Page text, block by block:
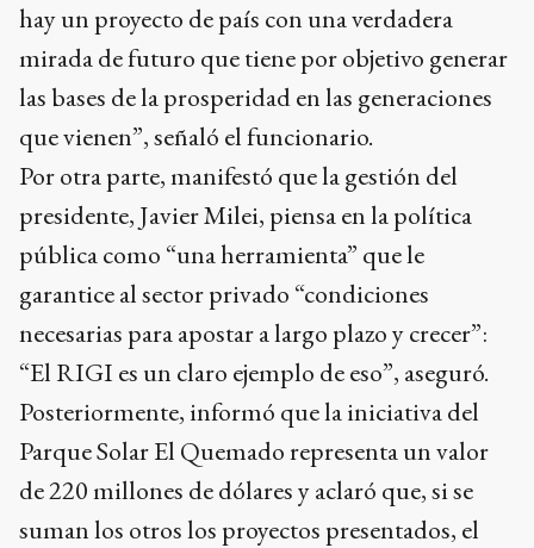
hay un proyecto de país con una verdadera
mirada de futuro que tiene por objetivo generar
las bases de la prosperidad en las generaciones
que vienen”, señaló el funcionario.
Por otra parte, manifestó que la gestión del
presidente, Javier Milei, piensa en la política
pública como “una herramienta” que le
garantice al sector privado “condiciones
necesarias para apostar a largo plazo y crecer”:
“El RIGI es un claro ejemplo de eso”, aseguró.
Posteriormente, informó que la iniciativa del
Parque Solar El Quemado representa un valor
de 220 millones de dólares y aclaró que, si se
suman los otros los proyectos presentados, el